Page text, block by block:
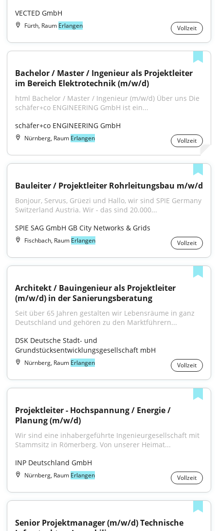
VECTED GmbH
Fürth, Raum Erlangen Vollzeit
Bachelor / Master / Ingenieur als Projektleiter
im Bereich Elektrotechnik (m/w/d)
html Bachelor / Master / Ingenieur (m/w/d) Über uns Die
schäfer+co ENGINEERING GmbH ist ein...
schäfer+co ENGINEERING GmbH
Nürnberg, Raum Erlangen Vollzeit
Bauleiter / Projektleiter Rohrleitungsbau m/w/d
Bonjour, Servus, Grüezi und Hallo, wir sind SPIE Germany
Switzerland Austria. Wir - das sind 20.000...
SPIE SAG GmbH GB City Networks & Grids
Fischbach, Raum Erlangen Vollzeit
Architekt / Bauingenieur als Projektleiter
(m/w/d) in der Sanierungsberatung
Seit über 65 Jahren gestalten wir Lebensräume in ganz
Deutschland und gehören zu den Marktführern...
DSK Deutsche Stadt- und
Grundstücksentwicklungsgesellschaft mbH
Nürnberg, Raum Erlangen Vollzeit
Projektleiter - Hochspannung / Energie /
Planung (m/w/d)
Wir sind eine inhabergeführte Ingenieurgesellschaft mit
Stammsitz in Römerberg. Von unserer Heimat...
INP Deutschland GmbH
Nürnberg, Raum Erlangen Vollzeit
Senior Projektmanager (m/w/d) Technische